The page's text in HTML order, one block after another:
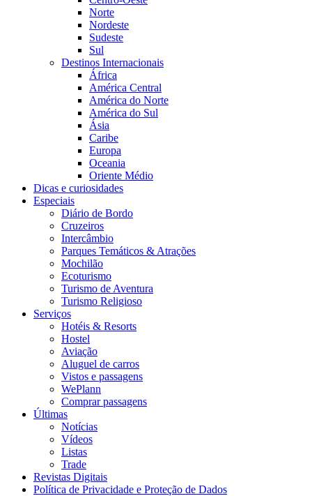
Norte
Nordeste
Sudeste
Sul
Destinos Internacionais
África
América Central
América do Norte
América do Sul
Ásia
Caribe
Europa
Oceania
Oriente Médio
Dicas e curiosidades
Especiais
Diário de Bordo
Cruzeiros
Intercâmbio
Parques Temáticos & Atrações
Mochilão
Ecoturismo
Turismo de Aventura
Turismo Religioso
Serviços
Hotéis & Resorts
Hostel
Aviação
Aluguel de carros
Vistos e passagens
WePlann
Comprar passagens
Últimas
Notícias
Vídeos
Listas
Trade
Revistas Digitais
Política de Privacidade e Proteção de Dados